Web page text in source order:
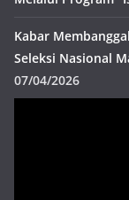
Kabar
Seleksi Nasional
07/04/2026